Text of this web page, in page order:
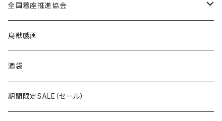
キャップ
ROUTE 0～99号線
ROUTE100～199号線
Tシャツ
ROUTE 0～99号線
ROUTE 100～199号線
キャップ
ROUTE 0～99号線
ROUTE 100～199号線
北海道
青森県
岩手県
宮城県
全国着座推進協会
ステッカー
鳥獣戯画
酒袋
期間限定SALE（セール）